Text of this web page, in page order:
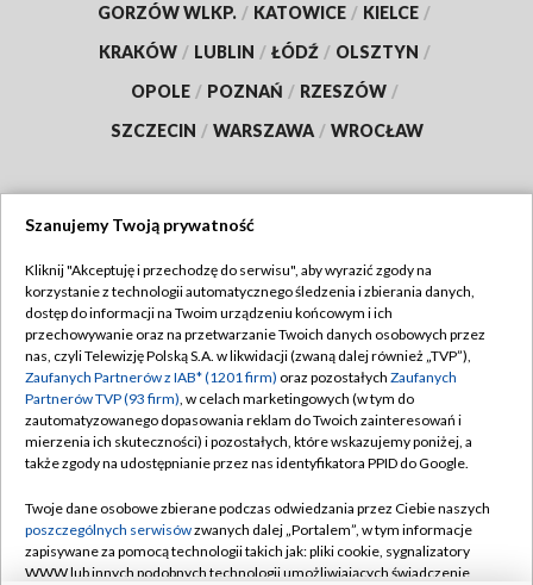
GORZÓW WLKP. / KATOWICE / KIELCE /
KRAKÓW / LUBLIN / ŁÓDŹ / OLSZTYN /
OPOLE / POZNAŃ / RZESZÓW /
SZCZECIN / WARSZAWA / WROCŁAW
TVP
Abonament TVP
Emisja w TVP
Centrum informacji TVP
Naziemna Telewizja Cyfrowa
Rada Programowa
System NOS
Regulamin TVP
Polityka prywatności
Moje zgody
Pomoc
Kontakt
Szanujemy Twoją prywatność
Kliknij "Akceptuję i przechodzę do serwisu", aby wyrazić zgody na
korzystanie z technologii automatycznego śledzenia i zbierania danych,
dostęp do informacji na Twoim urządzeniu końcowym i ich
przechowywanie oraz na przetwarzanie Twoich danych osobowych przez
nas, czyli Telewizję Polską S.A. w likwidacji (zwaną dalej również „TVP”),
Zaufanych Partnerów z IAB* (1201 firm) oraz pozostałych Zaufanych
Partnerów TVP (93 firm), w celach marketingowych (w tym do
zautomatyzowanego dopasowania reklam do Twoich zainteresowań i
mierzenia ich skuteczności) i pozostałych, które wskazujemy poniżej, a
także zgody na udostępnianie przez nas identyfikatora PPID do Google.
Twoje dane osobowe zbierane podczas odwiedzania przez Ciebie naszych
poszczególnych serwisówzwanych dalej „Portalem”, w tym informacje
zapisywane za pomocą technologii takich jak: pliki cookie, sygnalizatory
WWW lub innych podobnych technologii umożliwiających świadczenie